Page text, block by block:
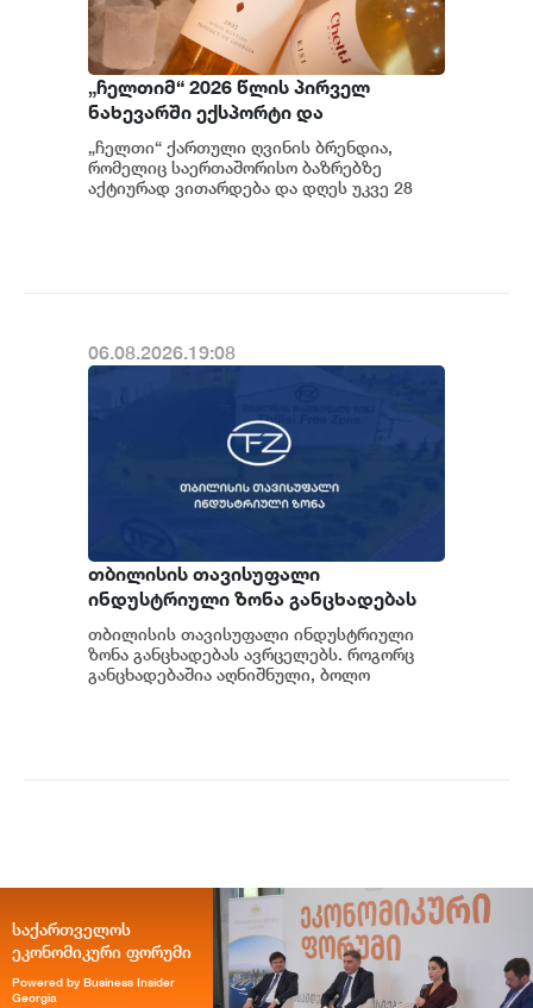
„ჩელთიმ“ 2026 წლის პირველ
ნახევარში ექსპორტი და
საერთაშორისო აქტივობები
გააძლიერა
„ჩელთი“ ქართული ღვინის ბრენდია,
რომელიც საერთაშორისო ბაზრებზე
აქტიურად ვითარდება და დღეს უკვე 28
06.08.2026.19:08
თბილისის თავისუფალი
ინდუსტრიული ზონა განცხადებას
ავრცელებს
თბილისის თავისუფალი ინდუსტრიული
ზონა განცხადებას ავრცელებს. როგორც
განცხადებაშია აღნიშნული, ბოლო
საქართველოს
ეკონომიკური ფორუმი
Powered by Business Insider
Georgia